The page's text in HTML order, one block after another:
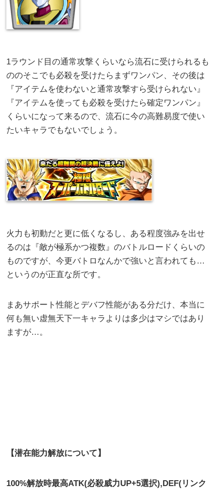
1ラウンド目の通常攻撃くらいなら流石に受けられるも
ののそこでも必殺を受けたらまずワンパン、その後は
『アイテムを使わないと通常攻撃すら受けられない』
『アイテムを使っても必殺を受けたら確定ワンパン』
くらいになって来るので、流石に今の高難易度で使い
たいキャラでもないでしょう。
火力も初動だと更に低くなるし、ある程度強みを出せ
るのは『敵が極系かつ複数』のバトルロードくらいの
ものですが、今更バトロなんかで強いと言われても…
というのが正直な所です。
まあサポート性能とデバフ性能がある分だけ、本当に
何も無い虚無天下一キャラよりは多少はマシではあり
ますが…。
【潜在能力解放について】
100%解放時最高ATK(必殺威力UP+5選択),DEF(リンク